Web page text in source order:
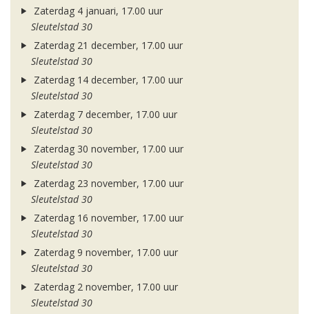
Zaterdag 4 januari, 17.00 uur
Sleutelstad 30
Zaterdag 21 december, 17.00 uur
Sleutelstad 30
Zaterdag 14 december, 17.00 uur
Sleutelstad 30
Zaterdag 7 december, 17.00 uur
Sleutelstad 30
Zaterdag 30 november, 17.00 uur
Sleutelstad 30
Zaterdag 23 november, 17.00 uur
Sleutelstad 30
Zaterdag 16 november, 17.00 uur
Sleutelstad 30
Zaterdag 9 november, 17.00 uur
Sleutelstad 30
Zaterdag 2 november, 17.00 uur
Sleutelstad 30